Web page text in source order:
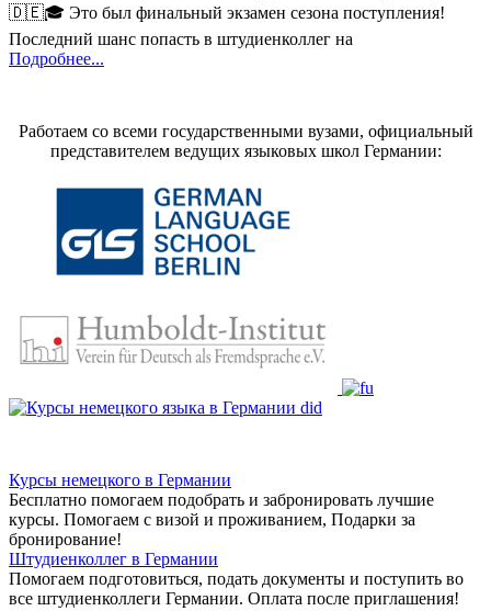
🇩🇪🎓 Это был финальный экзамен сезона поступления!
Последний шанс попасть в штудиенколлег на
Подробнее...
Работаем со всеми государственными вузами, официальный
представителем ведущих языковых школ Германии:
Курсы немецкого в Германии
Бесплатно помогаем подобрать и забронировать лучшие
курсы. Помогаем с визой и проживанием, Подарки за
бронирование!
Штудиенколлег в Германии
Помогаем подготовиться, подать документы и поступить во
все штудиенколлеги Германии. Оплата после приглашения!